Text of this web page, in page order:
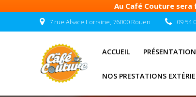
Au Café Couture
au
7 rue Alsace Lorraine, 76000 Rouen 09 54
ACCUEIL PRÉSENTATION
NOS PRESTATIONS